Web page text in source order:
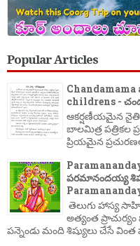
Popular Articles
childrens -
ఆకర్షణీయమైన
బాలమిత్ర పత్రికల
ప్రియమైన
పరమానందయ్య
తెలుగు హాస్య
అత్యంత
పన్నెండు మంది శిష్యులు చేసే వింత